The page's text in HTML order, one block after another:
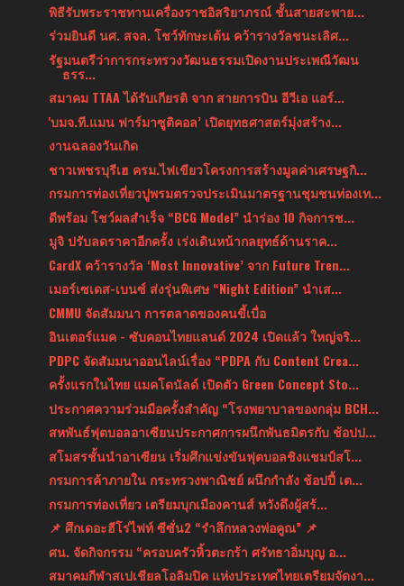
พิธีรับพระราชทานเครื่องราชอิสริยาภรณ์ ชั้นสายสะพาย...
ร่วมยินดี นศ. สจล. โชว์ทักษะเต้น คว้ารางวัลชนะเลิศ...
รัฐมนตรีว่าการกระทรวงวัฒนธรรมเปิดงานประเพณีวัฒน
ธรร...
สมาคม TTAA ได้รับเกียรติ จาก สายการบิน อีวีเอ แอร์...
'บมจ.ที.แมน ฟาร์มาซูติคอล’ เปิดยุทธศาสตร์มุ่งสร้าง...
งานฉลองวันเกิด
ชาวเพชรบุรีเฮ ครม.ไฟเขียวโครงการสร้างมูลค่าเศรษฐกิ...
กรมการท่องเที่ยวปูพรมตรวจประเมินมาตรฐานชุมชนท่องเท...
ดีพร้อม โชว์ผลสำเร็จ “BCG Model” นำร่อง 10 กิจการช...
มูจิ ปรับลดราคาอีกครั้ง เร่งเดินหน้ากลยุทธ์ด้านราค...
CardX คว้ารางวัล ‘Most Innovative’ จาก Future Tren...
เมอร์เซเดส-เบนซ์ ส่งรุ่นพิเศษ “Night Edition” นำเส...
CMMU จัดสัมมนา การตลาดของคนขี้เบื่อ
อินเตอร์แมค - ซับคอนไทยแลนด์ 2024 เปิดแล้ว ใหญ่จริ...
PDPC จัดสัมมนาออนไลน์เรื่อง “PDPA กับ Content Crea...
ครั้งแรกในไทย แมคโดนัลด์ เปิดตัว Green Concept Sto...
ประกาศความร่วมมือครั้งสำคัญ “โรงพยาบาลของกลุ่ม BCH...
สหพันธ์ฟุตบอลอาเซียนประกาศการผนึกพันธมิตรกับ ช้อปป...
สโมสรชั้นนำอาเซียน เริ่มศึกแข่งขันฟุตบอลชิงแชมป์สโ...
กรมการค้าภายใน กระทรวงพาณิชย์ ผนึกกำลัง ช้อปปี้ เต...
กรมการท่องเที่ยว เตรียมบุกเมืองคานส์ หวังดึงผู้สร้...
📌 ศึกเดอะฮีโร่ไฟท์ ซีซั่น2 “รำลึกหลวงพ่อคูณ” 📌
ศน. จัดกิจกรรม “ครอบครัวหิ้วตะกร้า ศรัทธาอิ่มบุญ อ...
สมาคมกีฬาสเปเชียลโอลิมปิค แห่งประเทศไทยเตรียมจัดงา...